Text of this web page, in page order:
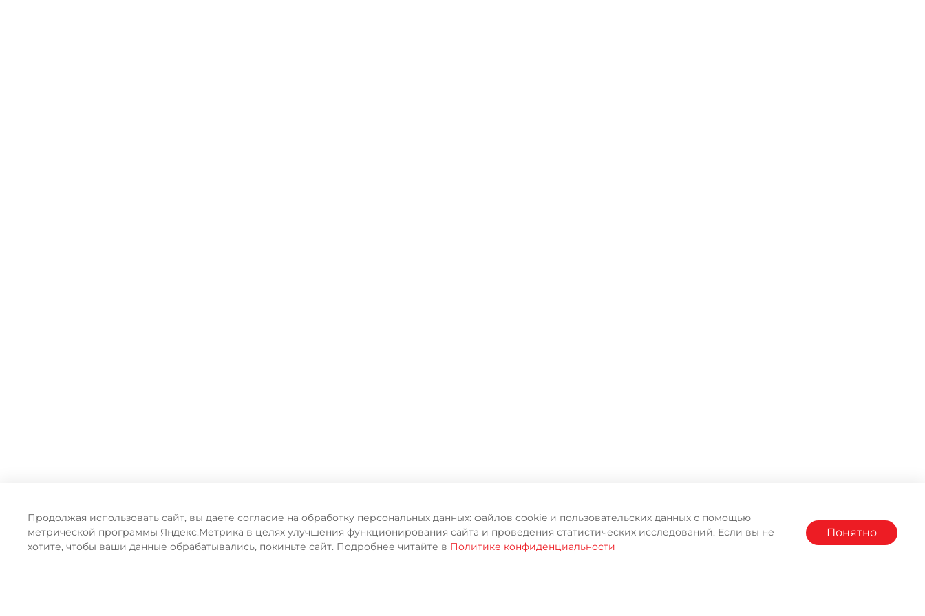
Продолжая использовать сайт, вы даете согласие на обработку персональных данных: файлов cookie и пользовательских данных с помощью
метрической программы Яндекс.Метрика в целях улучшения функционирования сайта и проведения статистических исследований. Если вы не
хотите, чтобы ваши данные обрабатывались, покиньте сайт. Подробнее читайте в Политике конфиденциальности
Понятно